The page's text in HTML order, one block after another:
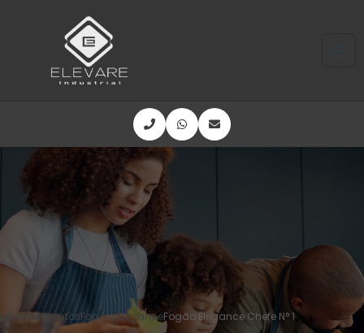
HomeProdutosFogõesEleganceFogão Elegance Chefe N° 1